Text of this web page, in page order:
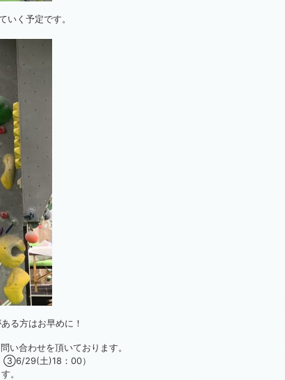
いく予定です。
る方はお早めに！
い合わせを頂いております。
③6/29(土)18：00）
。